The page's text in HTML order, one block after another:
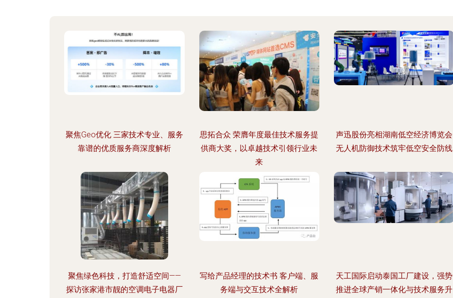
聚焦Geo优化 三家技术专业、服务
靠谱的优质服务商深度解析
思拓合众 荣膺年度最佳技术服务提
供商大奖，以卓越技术引领行业未
来
声迅股份亮相湖南低空经济博览会
无人机防御技术筑牢低空安全防线
聚焦绿色科技，打造舒适空间——
探访张家港市靓的空调电子电器厂
写给产品经理的技术书 客户端、服
务端与交互技术全解析
天工国际启动泰国工厂建设，强势
推进全球产销一体化与技术服务升